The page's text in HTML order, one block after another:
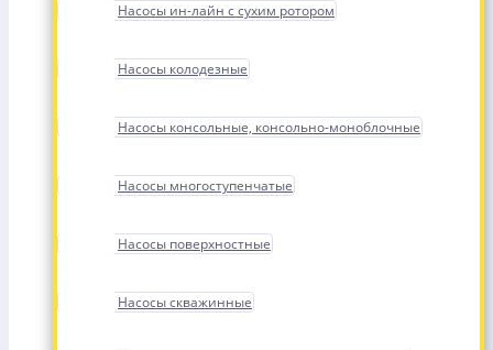
Насосы ин-лайн с сухим ротором
Насосы колодезные
Насосы консольные, консольно-моноблочные
Насосы многоступенчатые
Насосы поверхностные
Насосы скважинные